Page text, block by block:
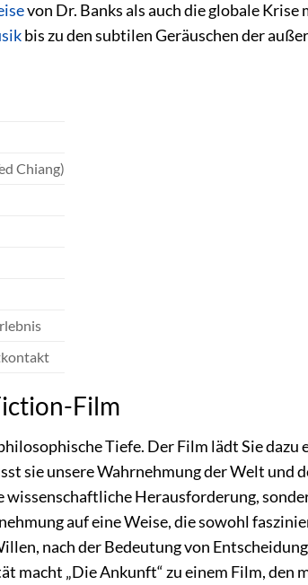
von Dr. Banks als auch die globale Krise
bis zu den subtilen Geräuschen der
Chiang)
Film
Tiefe. Der Film lädt Sie dazu
sie unsere Wahrnehmung der Welt und
Herausforderung,
auf eine Weise, die sowohl
nach der Bedeutung von
macht „Die Ankunft“ zu einem Film, den